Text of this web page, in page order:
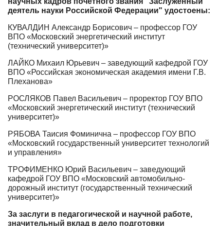
деятель науки Российской Федерации" удостоены:
КУВАЛДИН Александр Борисович – профессор ГОУ
ВПО «Московский энергетический институт
(технический университет)»
ЛАЙКО Михаил Юрьевич – заведующий кафедрой ГОУ
ВПО «Российская экономическая академия имени Г.В.
Плеханова»
РОСЛЯКОВ Павел Васильевич – проректор ГОУ ВПО
«Московский энергетический институт (технический
университет)»
РЯБОВА Таисия Фоминична – профессор ГОУ ВПО
«Московский государственный университет технологий
и управления»
ТРОФИМЕНКО Юрий Васильевич – заведующий
кафедрой ГОУ ВПО «Московский автомобильно-
дорожный институт (государственный технический
университет)»
За заслуги в педагогической и научной работе,
значительный вклад в дело подготовки